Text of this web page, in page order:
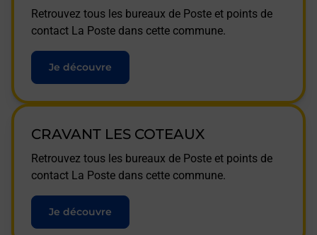
Retrouvez tous les bureaux de Poste et points de
contact La Poste dans cette commune.
Je découvre
CRAVANT LES COTEAUX
Retrouvez tous les bureaux de Poste et points de
contact La Poste dans cette commune.
Je découvre